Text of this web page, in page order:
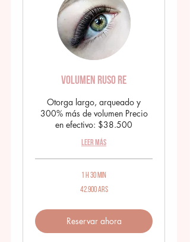
Volumen Ruso RE
Otorga largo, arqueado y
300% más de volumen Precio
en efectivo: $38.500
Leer más
1 h 30 min
42.900 ARS
Reservar ahora